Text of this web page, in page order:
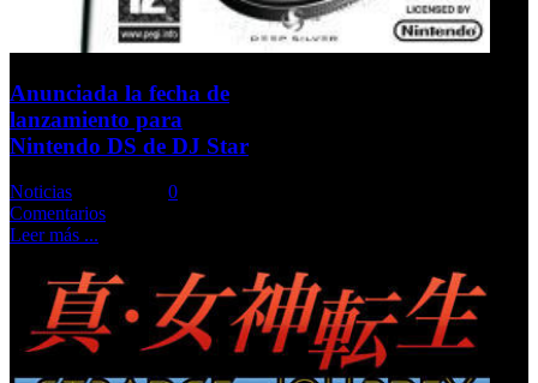
Anunciada la fecha de
lanzamiento para
Nintendo DS de DJ Star
Noticias
0
Comentarios
Leer más ...